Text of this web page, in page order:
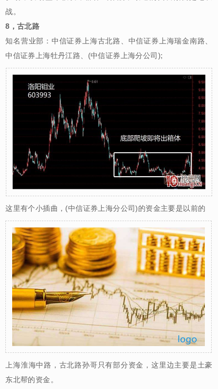
战。
8，古北路
知名营业部：中信证券上海古北路、中信证券上海瑞金南路、
中信证券上海牡丹江路、(中信证券上海分公司);
这里有个小插曲，(中信证券上海分公司)的资金主要是以前的
上海淮海中路，古北路孙哥只有部分资金，这里边主要是土豪
东北帮的资金。